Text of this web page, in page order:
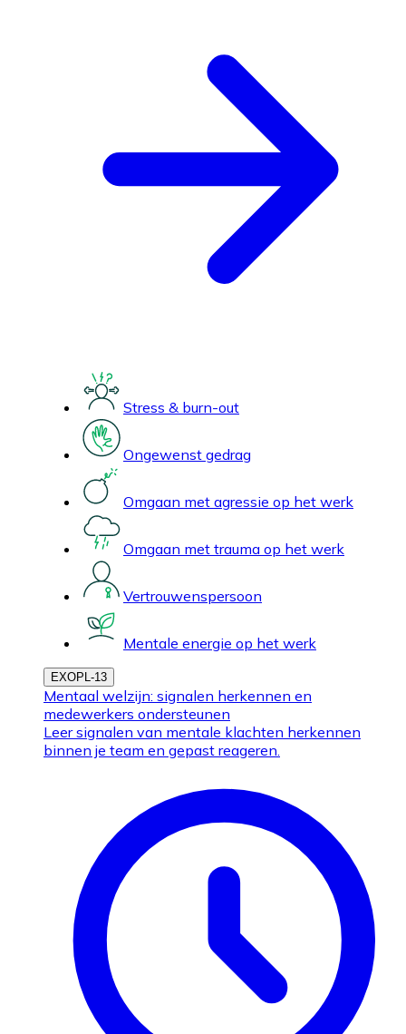
Stress & burn-out
Ongewenst gedrag
Omgaan met agressie op het werk
Omgaan met trauma op het werk
Vertrouwenspersoon
Mentale energie op het werk
EXOPL-13
Mentaal welzijn: signalen herkennen en
medewerkers ondersteunen
Leer signalen van mentale klachten herkennen
binnen je team en gepast reageren.